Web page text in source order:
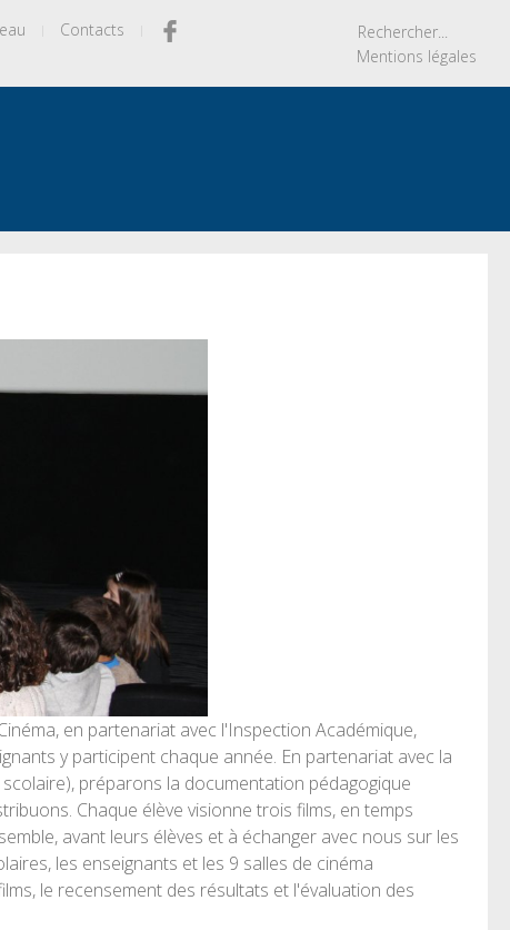
Contacts
Mentions légales
en partenariat avec l'Inspection Académique,
y participent chaque année. En partenariat avec la
préparons la documentation pédagogique
Chaque élève visionne trois films, en temps
avant leurs élèves et à échanger avec nous sur les
les enseignants et les 9 salles de cinéma
le recensement des résultats et l'évaluation des